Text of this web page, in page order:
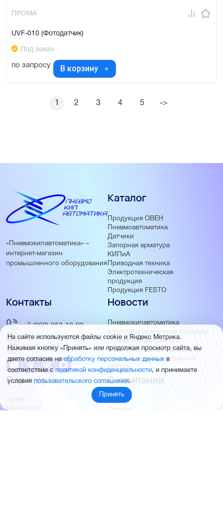
ПРОМА
UVF-010 (Фотодатчик)
Под заказ
по запросу В корзину
1 2 3 4 5 ->
«Пневмокипавтоматика» –
интернет-магазин
промышленного оборудования
Каталог
Продукция ОВЕН
Пневмоавтоматика
Датчики
Запорная арматура
КИПиА
Приводная техника
Электротехническая
продукция
Продукция FESTO
Новости
Пневмокипавтоматика
запустила розничные продажи
Пневмокипавтоматика –
официальный дистрибьютор
Промышленной автоматики
РИДАН
Партнёры
ОВЕН
MEYERTEC
О компании
Отзывы
Контакты
+7 (960) 953-19-99
sales@pnevmokip.ru
Пн-Пт: 9:00 до 18:00
На сайте используются файлы cookie и Яндекс Метрика.
Нажимая кнопку «Принять» или продолжая просмотр сайта, вы
даете согласие наобработку персональных данныхв
соответствии сполитикой конфиденциальности, и принимаете
условияпользовательского соглашения.
Принять